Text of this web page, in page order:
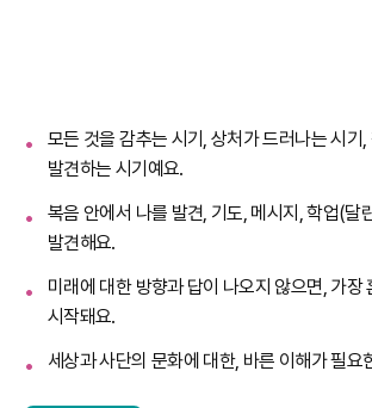
모든 것을 감추는 시기, 상처가 드러나는 시기
발견하는 시기예요.
복음 안에서 나를 발견, 기도, 메시지, 학업(달
발견해요.
미래에 대한 방향과 답이 나오지 않으면, 가장
시작돼요.
세상과 사단의 문화에 대한, 바른 이해가 필요